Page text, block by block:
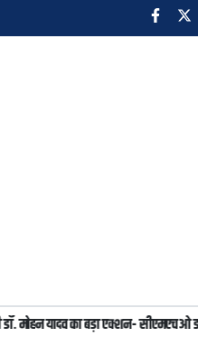
डॉ. मोहन यादव का बड़ा एक्शन-